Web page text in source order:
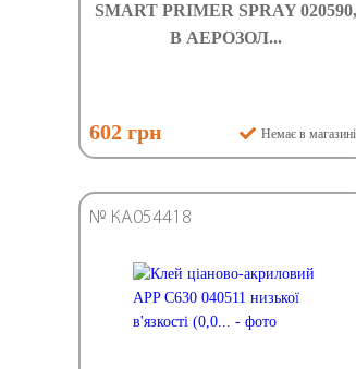
SMART PRIMER SPRAY 020590,
В АЕРОЗОЛ...
602 грн Немає в магазині
№ КА054418